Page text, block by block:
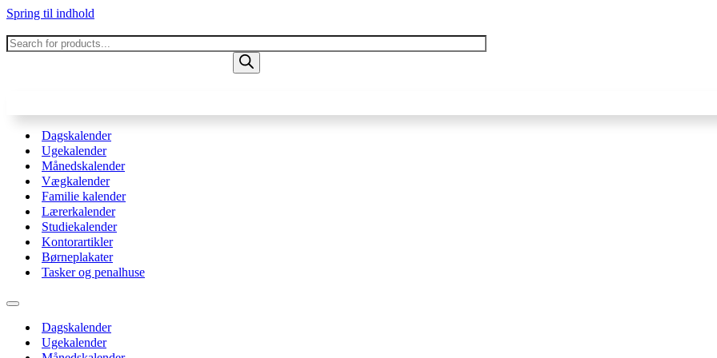
Spring til indhold
Products
search
Dagskalender
Ugekalender
Månedskalender
Vægkalender
Familie kalender
Lærerkalender
Studiekalender
Kontorartikler
Børneplakater
Tasker og penalhuse
Navigation
Dagskalender
Ugekalender